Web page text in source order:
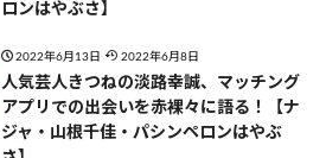
ロンはやぶさ】
2022年6月13日 2022年6月8日
人気芸人きつねの淡路幸誠、マッチング
アプリでの出会いを赤裸々に語る！【ナ
ジャ・山根千佳・パシンペロンはやぶ